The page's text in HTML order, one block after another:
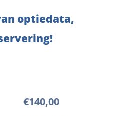
optiedata,
€140,00